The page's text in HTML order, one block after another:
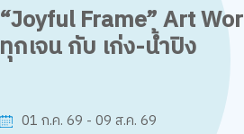
“Joyful Frame” Art
ทุกเจน กับ เก่ง-น้ำปิง
01 ก.ค. 69 - 09 ส.ค. 69